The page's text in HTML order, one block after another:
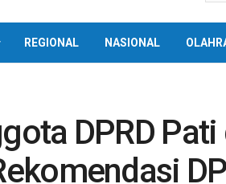
REGIONAL NASIONAL
DPRD